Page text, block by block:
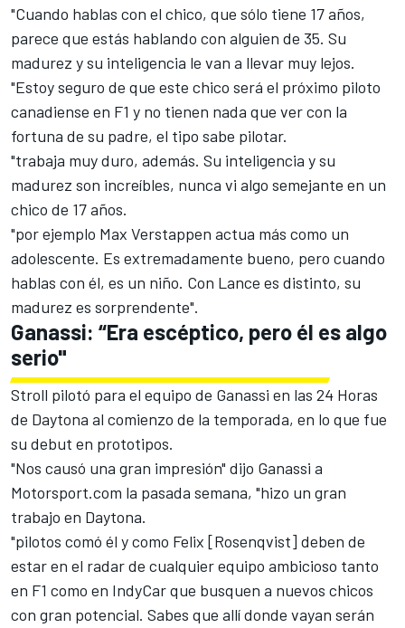
"Cuando hablas con el chico, que sólo tiene 17 años,
parece que estás hablando con alguien de 35. Su
madurez y su inteligencia le van a llevar muy lejos.
"Estoy seguro de que este chico será el próximo piloto
canadiense en F1 y no tienen nada que ver con la
fortuna de su padre, el tipo sabe pilotar.
"trabaja muy duro, además. Su inteligencia y su
madurez son increíbles, nunca vi algo semejante en un
chico de 17 años.
"por ejemplo Max Verstappen actua más como un
adolescente. Es extremadamente bueno, pero cuando
hablas con él, es un niño. Con Lance es distinto, su
madurez es sorprendente".
Ganassi: “Era escéptico, pero él es algo
serio"
Stroll pilotó para el equipo de Ganassi en las 24 Horas
de Daytona al comienzo de la temporada, en lo que fue
su debut en prototipos.
"Nos causó una gran impresión" dijo Ganassi a
Motorsport.com la pasada semana, "hizo un gran
trabajo en Daytona.
"pilotos comó él y como Felix [Rosenqvist] deben de
estar en el radar de cualquier equipo ambicioso tanto
en F1 como en IndyCar que busquen a nuevos chicos
con gran potencial. Sabes que allí donde vayan serán